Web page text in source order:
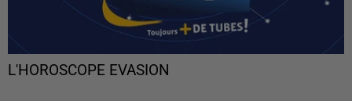
L'HOROSCOPE EVASION